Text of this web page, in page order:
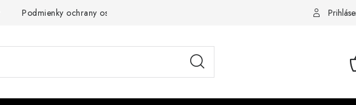
Podmienky ochrany osobných údajov